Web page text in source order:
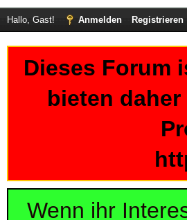
Hallo, Gast! Anmelden Registrieren
Dieses Forum
bieten
Wenn ihr